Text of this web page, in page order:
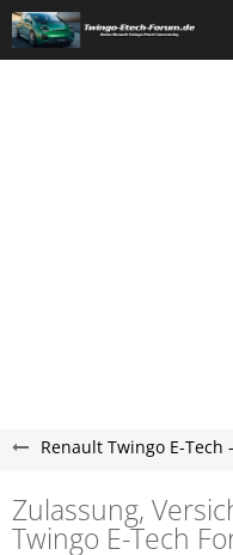
Zulassung,
Twingo E-Tech